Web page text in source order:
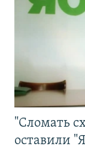
"Сломать
оставили